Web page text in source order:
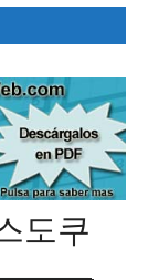
도쿠